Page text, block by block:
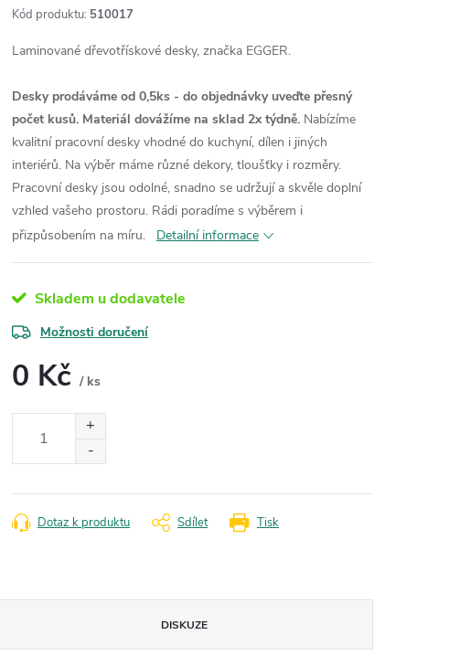
Kód produktu: 510017
Laminované dřevotřískové desky, značka EGGER.
Desky prodáváme od 0,5ks - do objednávky uveďte přesný
počet kusů. Materiál dovážíme na sklad 2x týdně. Nabízíme
kvalitní pracovní desky vhodné do kuchyní, dílen i jiných
interiérů. Na výběr máme různé dekory, tloušťky i rozměry.
Pracovní desky jsou odolné, snadno se udržují a skvěle doplní
vzhled vašeho prostoru. Rádi poradíme s výběrem i
přizpůsobením na míru.
Detailní informace
Skladem u dodavatele
Možnosti doručení
0 Kč / ks
Tisk
Dotaz k produktu Sdílet
DISKUZE